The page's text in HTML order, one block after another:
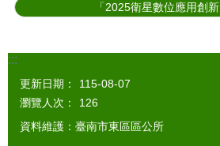
「2025衛星數位應用創新
:::
更新日期：
115-08-07
瀏覽人次：
126
資料維護：臺南市東區區公所